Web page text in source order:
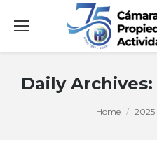
Daily Archives:
Home 2025